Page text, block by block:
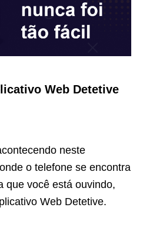
Web Detetive
neste
o telefone se encontra
que você está ouvindo,
Web Detetive.